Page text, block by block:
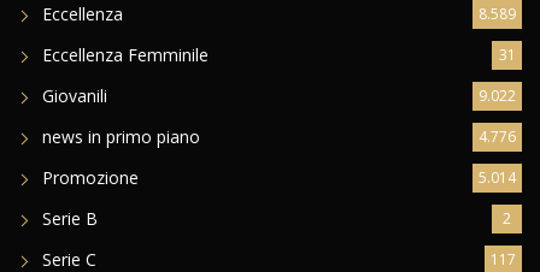
Eccellenza 8.589
Eccellenza Femminile 31
Giovanili 9.022
news in primo piano 4.776
Promozione 5.014
Serie B 2
Serie C 117